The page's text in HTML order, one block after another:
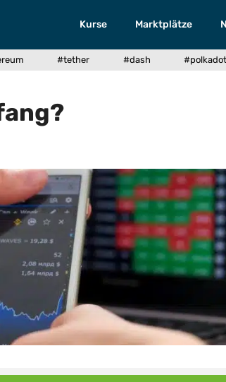
Kurse Marktplätze
#tether #dash #polkadot